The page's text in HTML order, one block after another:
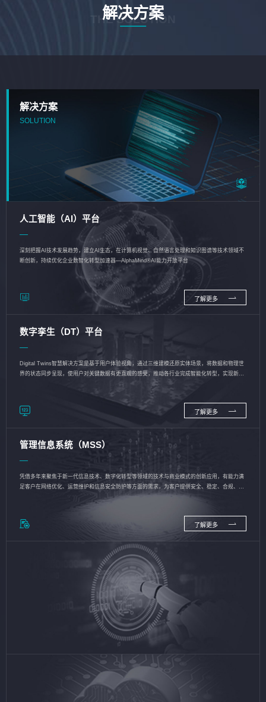
解决方案
THE SOLUTION
解决方案
SOLUTION
人工智能（AI）平台
深刻把握AI技术发展趋势，建立AI生态，在计算机视觉、自然语言处理和知识图谱等技术领域不
断创新，持续优化企业数智化转型加速器—AlphaMind®AI能力开放平台
了解更多
数字孪生（DT）平台
Digital Twins智慧解决方案是基于用户体验视角，通过三维建模还原实体场景，将数据和物理世
界的状态同步呈现，使用户对关键数据有更直观的感受，推动各行业完成智能化转型，实现新旧
了解更多
管理信息系统（MSS）
凭借多年来聚焦于新一代信息技术、数字化转型等领域的技术与商业模式的创新应用，有能力满
足客户在网络优化、运营维护和信息安全防护等方面的需求，为客户提供安全、稳定、合规、持
了解更多